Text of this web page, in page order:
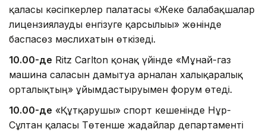
қаласы кәсіпкерлер палатасы «Жеке балабақшалар
лицензиялауды енгізуге қарсылығы» жөнінде
баспасөз мәслихатын өткізеді.
10.00-де Ritz Carlton қонақ үйінде «Мұнай-газ
машина саласын дамытуға арналған халықаралық
орталықтың» ұйымдастыруымен форум өтеді.
10.00-де «Құтқарушы» спорт кешенінде Нұр-
Сұлтан қаласы Төтенше жағдайлар департаменті